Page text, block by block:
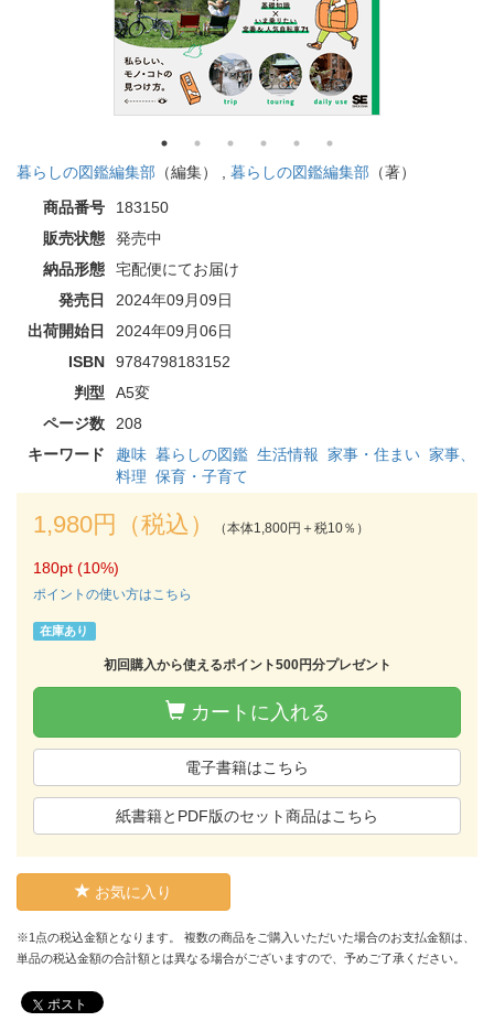
暮らしの図鑑編集部 （編集） , 暮らしの図鑑編集部 （著）
商品番号
183150
販売状態
発売中
納品形態
宅配便にてお届け
発売日
2024年09月09日
出荷開始日
2024年09月06日
ISBN
9784798183152
判型
A5変
ページ数
208
キーワード
趣味 暮らしの図鑑 生活情報 家事・住まい 家事、
料理 保育・子育て
1,980円（税込） （本体1,800円＋税10％）
180pt (10%)
ポイントの使い方はこちら
在庫あり
初回購入から使えるポイント500円分プレゼント
カートに入れる
電子書籍はこちら
紙書籍とPDF版のセット商品はこちら
お気に入り
※1点の税込金額となります。 複数の商品をご購入いただいた場合のお支払金額は、
単品の税込金額の合計額とは異なる場合がございますので、予めご了承ください。
ポスト